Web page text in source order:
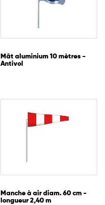
Mât aluminium 10 mètres -
Antivol
Manche à air diam. 60 cm -
longueur 2,40 m